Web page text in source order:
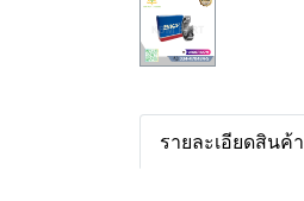
รายละเอียดสินค้า